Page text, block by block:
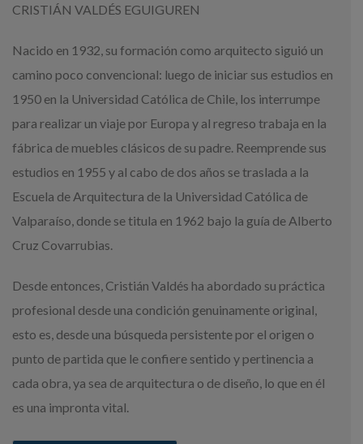
CRISTIÁN VALDÉS EGUIGUREN
Nacido en 1932, su formación como arquitecto siguió un
camino poco convencional: luego de iniciar sus estudios en
1950 en la Universidad Católica de Chile, los interrumpe
para realizar un viaje por Europa y al regreso trabaja en la
fábrica de muebles clásicos de su padre. Reemprende sus
estudios en 1955 y al cabo de dos años se traslada a la
Escuela de Arquitectura de la Universidad Católica de
Valparaíso, donde se titula en 1962 bajo la guía de Alberto
Cruz Covarrubias.
Desde entonces, Cristián Valdés ha abordado su práctica
profesional desde una condición genuinamente original,
esto es, desde una búsqueda persistente por el origen o
punto de partida que le confiere sentido y pertinencia a
cada obra, ya sea de arquitectura o de diseño, lo que en él
es una impronta vital.